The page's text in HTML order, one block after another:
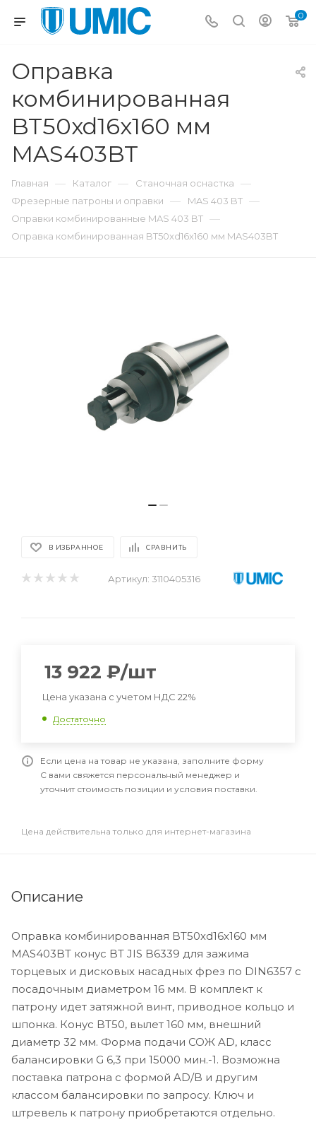
0
Оправка
комбинированная
BT50xd16x160 мм
MAS403BT
Главная — Каталог — Станочная оснастка —
Фрезерные патроны и оправки — MAS 403 BT —
Оправки комбинированные MAS 403 BT —
Оправка комбинированная BT50xd16x160 мм MAS403BT
В ИЗБРАННОЕ СРАВНИТЬ
Артикул: 3110405316
13 922 ₽/шт
Цена указана с учетом НДС 22%
Достаточно
Если цена на товар не указана, заполните форму
С вами свяжется персональный менеджер и
уточнит стоимость позиции и условия поставки.
Цена действительна только для интернет-магазина
Описание
Оправка комбинированная BT50xd16x160 мм
MAS403BT конус BT JIS B6339 для зажима
торцевых и дисковых насадных фрез по DIN6357 с
посадочным диаметром 16 мм. В комплект к
патрону идет затяжной винт, приводное кольцо и
шпонка. Конус BT50, вылет 160 мм, внешний
диаметр 32 мм. Форма подачи СОЖ AD, класс
балансировки G 6,3 при 15000 мин.-1. Возможна
поставка патрона с формой AD/B и другим
классом балансировки по запросу. Ключ и
штревель к патрону приобретаются отдельно.